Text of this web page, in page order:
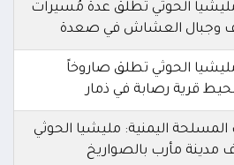
الحوثي تطلق عدة مُسيرات
وجبال العشاش في صعدة
الحوثي تطلق صاروخاً
قرية رصابة في ذمار
اليمنية: مليشيا الحوثي
مدينة مأرب بالصواريخ